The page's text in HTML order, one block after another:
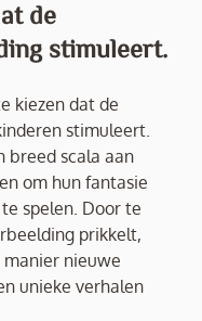
de
stimuleert.
kiezen dat de
stimuleert.
breed scala aan
om hun fantasie
spelen. Door te
prikkelt,
manier nieuwe
unieke verhalen